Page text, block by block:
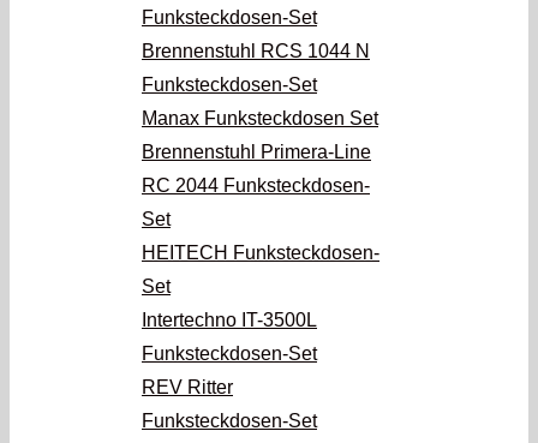
Funksteckdosen-Set
Brennenstuhl RCS 1044 N
Funksteckdosen-Set
Manax Funksteckdosen Set
Brennenstuhl Primera-Line
RC 2044 Funksteckdosen-
Set
HEITECH Funksteckdosen-
Set
Intertechno IT-3500L
Funksteckdosen-Set
REV Ritter
Funksteckdosen-Set